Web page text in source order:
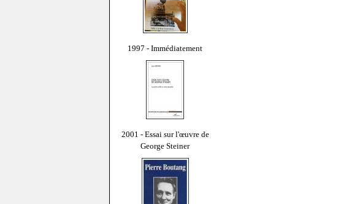
1997 - Immédiatement
2001 - Essai sur l'œuvre de
George Steiner